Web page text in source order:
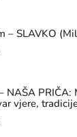
– SLAVKO
NAŠA
vjere,